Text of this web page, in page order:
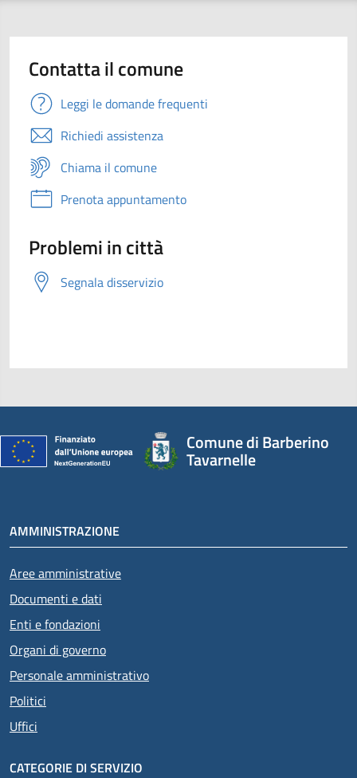
Contatta il comune
Leggi le domande frequenti
Richiedi assistenza
Chiama il comune
Prenota appuntamento
Problemi in città
Segnala disservizio
Comune di Barberino
Tavarnelle
AMMINISTRAZIONE
Aree amministrative
Documenti e dati
Enti e fondazioni
Organi di governo
Personale amministrativo
Politici
Uffici
CATEGORIE DI SERVIZIO